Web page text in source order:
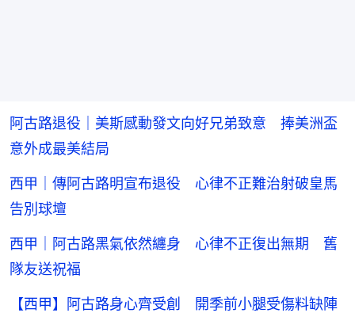
阿古路退役｜美斯感動發文向好兄弟致意 捧美洲盃
意外成最美結局
西甲｜傳阿古路明宣布退役 心律不正難治射破皇馬
告別球壇
西甲｜阿古路黑氣依然纏身 心律不正復出無期 舊
隊友送祝福
【西甲】阿古路身心齊受創 開季前小腿受傷料缺陣